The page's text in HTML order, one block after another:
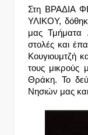
Στη ΒΡΑΔΙΑ
ΥΛΙΚΟΥ,
μας Τμήματα
στολές και
Κουγιουμτζή
τους μικρούς
Θράκη. Το
Νησιών μας